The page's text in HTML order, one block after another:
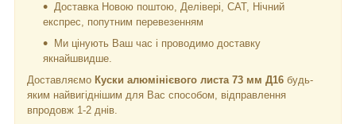
Доставка Новою поштою, Делівері, САТ, Нічний
експрес, попутним перевезенням
Ми цінують Ваш час і проводимо доставку
якнайшвидше.
Доставляємо Куски алюмінієвого листа 73 мм Д16 будь-
яким найвигіднішим для Вас способом, відправлення
впродовж 1-2 днів.